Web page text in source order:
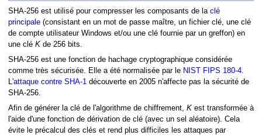
SHA-256 est utilisé pour compresser les composants de la clé
principale (consistant en un mot de passe maître, un fichier clé, une clé
de compte utilisateur Windows et/ou une clé fournie par un greffon) en
une clé K de 256 bits.
SHA-256 est une fonction de hachage cryptographique considérée
comme très sécurisée. Elle a été normalisée par le NIST FIPS 180-4.
L'attaque contre SHA-1 découverte en 2005 n'affecte pas la sécurité de
SHA-256.
Afin de générer la clé de l'algorithme de chiffrement, K est transformée à
l'aide d'une fonction de dérivation de clé (avec un sel aléatoire). Cela
évite le précalcul des clés et rend plus difficiles les attaques par